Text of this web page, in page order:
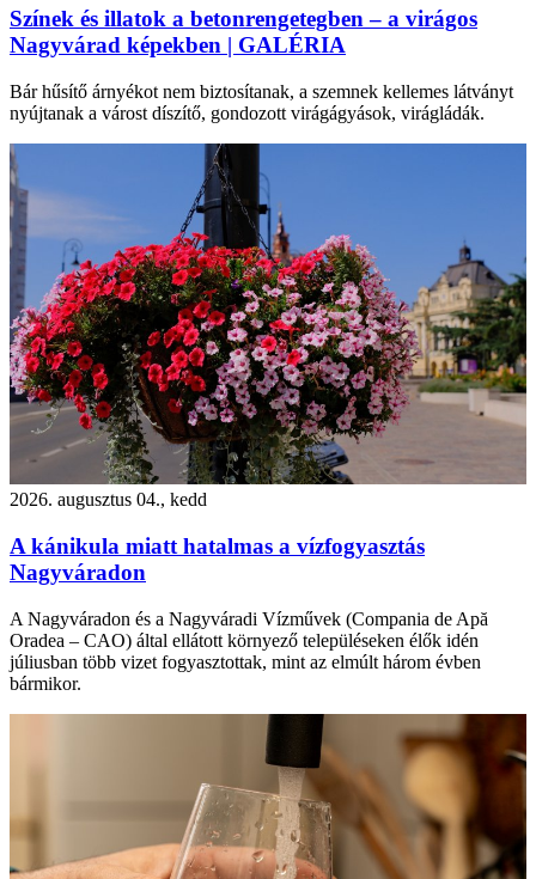
Színek és illatok a betonrengetegben – a virágos
Nagyvárad képekben | GALÉRIA
Bár hűsítő árnyékot nem biztosítanak, a szemnek kellemes látványt
nyújtanak a várost díszítő, gondozott virágágyások, virágládák.
2026. augusztus 04., kedd
A kánikula miatt hatalmas a vízfogyasztás
Nagyváradon
A Nagyváradon és a Nagyváradi Vízművek (Compania de Apă
Oradea – CAO) által ellátott környező településeken élők idén
júliusban több vizet fogyasztottak, mint az elmúlt három évben
bármikor.